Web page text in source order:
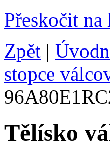
Přeskočit na
Zpět |
stopce
Tělísko